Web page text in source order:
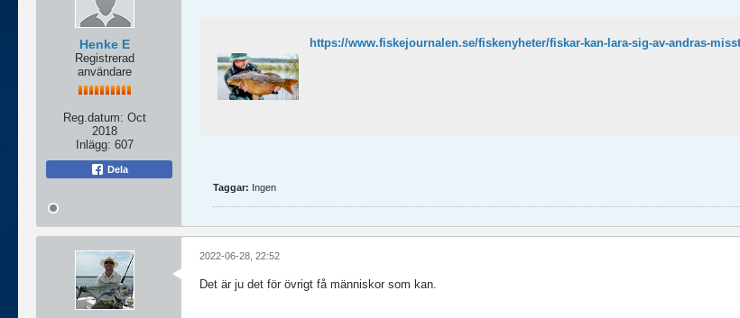
Henke E
Registrerad
användare
Reg.datum: Oct
2018
Inlägg: 607
Dela
Taggar: Ingen
2022-06-28, 22:52
Det är ju det för övrigt få människor som kan.